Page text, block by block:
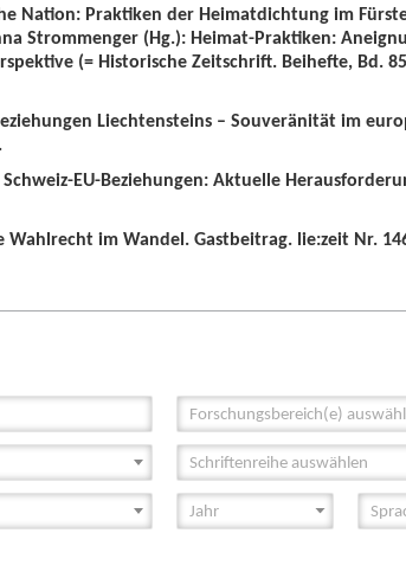
Nation: Praktiken der Heimatdichtung im
Strommenger (Hg.): Heimat-Praktiken:
(= Historische Zeitschrift. Beihefte, Bd.
Liechtensteins – Souveränität im
EU-Beziehungen: Aktuelle
im Wandel. Gastbeitrag. lie:zeit Nr.
Forschungsbereich(e)
Schriftenreihe auswählen